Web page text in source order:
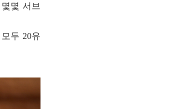
몇몇 서브
모두 20유